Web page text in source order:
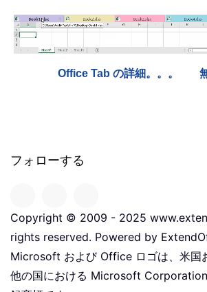
Office Tab の詳細。。。
フォローする
Copyright © 2009 - 2025
rights reserved. Powered by
Microsoft および Office ロゴは、米国
他の国における Microsoft